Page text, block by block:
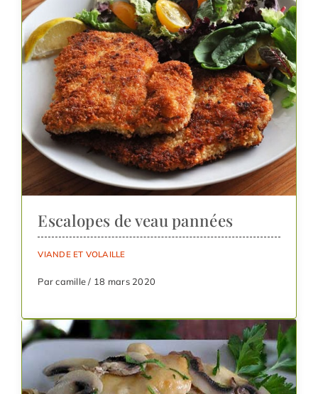
Escalopes de veau pannées
VIANDE ET VOLAILLE
Par camille / 18 mars 2020